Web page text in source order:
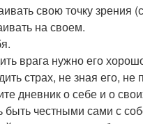
свою точку зрения
на своем.
врага нужно его
страх, не зная его, не
дневник о себе и о
быть честными сами с